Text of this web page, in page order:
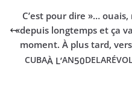
«
C’est pour dire »… ouais,
depuis longtemps et ça
moment. À plus tard,
CUBAÀ L’AN50DELA